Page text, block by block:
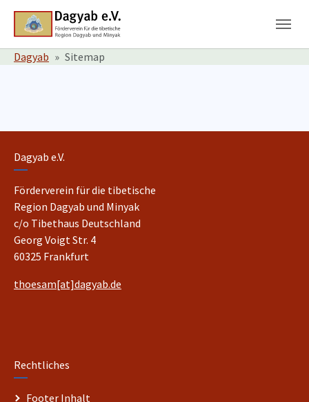
Skip to main content
Skip to page footer
You are here:
Dagyab Sitemap
Dagyab e.V.
Förderverein für die tibetische
Region Dagyab und Minyak
c/o Tibethaus Deutschland
Georg Voigt Str. 4
60325 Frankfurt
thoesam[at]dagyab.de
Rechtliches
Footer Inhalt